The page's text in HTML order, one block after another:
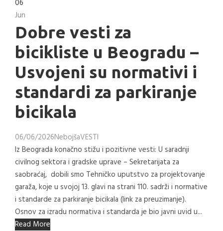
06
Jun
Dobre vesti za
bicikliste u Beogradu –
Usvojeni su normativi i
standardi za parkiranje
bicikala
06/06/2026NebojšaVESTI
Iz Beograda konačno stižu i pozitivne vesti: U saradnji
civilnog sektora i gradske uprave – Sekretarijata za
saobraćaj, dobili smo Tehničko uputstvo za projektovanje
garaža, koje u svojoj 13. glavi na strani 110. sadrži i normative
i standarde za parkiranje bicikala (link za preuzimanje).
Osnov za izradu normativa i standarda je bio javni uvid u...
Read More